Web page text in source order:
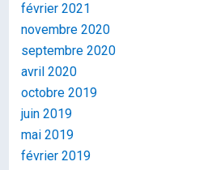
février 2021
novembre 2020
septembre 2020
avril 2020
octobre 2019
juin 2019
mai 2019
février 2019